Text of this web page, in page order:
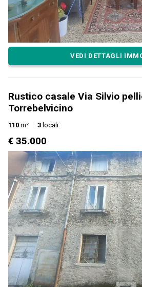
VEDI DETTAGLI
Rustico casale Via Silvio
Torrebelvicino
110 m² 3 locali
€ 35.000